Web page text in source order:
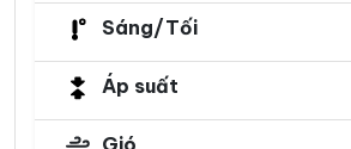
Sáng/Tối
Áp suất